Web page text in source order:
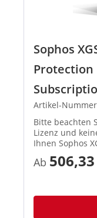
Sophos
Protection
Artikel-
Bitte beachten
Lizenz und
Ihnen Sophos
Verfügung. Xstream Protection – EIN einzelnes
Bundle für
Ab